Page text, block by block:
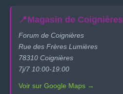
📍Magasin de Coignières
Forum de Coignières
Rue des Frères Lumières
78310 Coignières
7j/7 10:00-19:00
Voir sur Google Maps →